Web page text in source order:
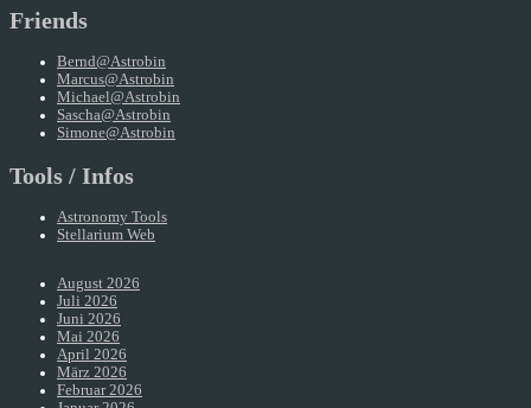
Friends
Bernd@Astrobin
Marcus@Astrobin
Michael@Astrobin
Sascha@Astrobin
Simone@Astrobin
Tools / Infos
Astronomy Tools
Stellarium Web
August 2026
Juli 2026
Juni 2026
Mai 2026
April 2026
März 2026
Februar 2026